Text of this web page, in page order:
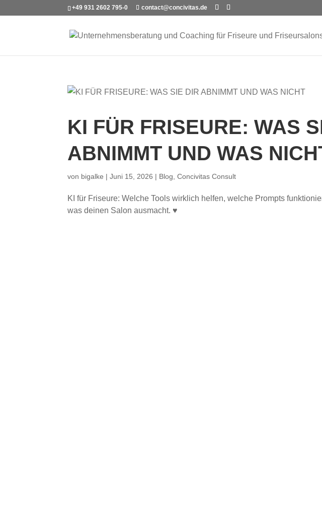
+49 931 2602 795-0 contact@concivitas.de
KI FÜR FRISEURE: WAS
ABNIMMT UND WAS
von bigalke |Juni 15, 2026 | Blog ,Concivitas Consult
KI für Friseure: Welche Tools wirklich helfen, welche Prompts
was deinen Salon ausmacht. ♥